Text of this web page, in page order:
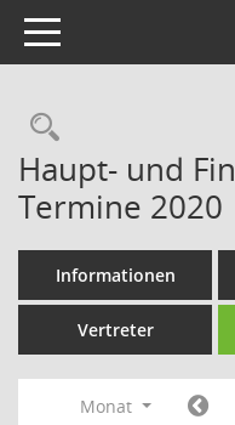
Toggle navigation
Haupt- und
Termine 2020
Informationen
Vertreter
Monat